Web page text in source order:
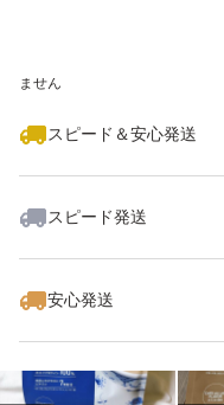
ません
スピード＆安心発送
スピード発送
安心発送